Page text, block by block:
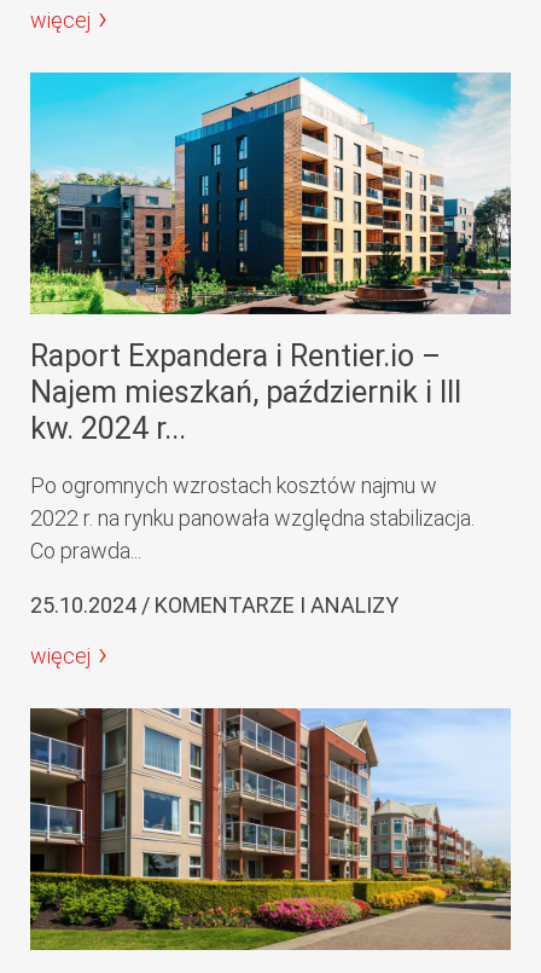
więcej
Raport Expandera i Rentier.io –
Najem mieszkań, październik i III
kw. 2024 r...
Po ogromnych wzrostach kosztów najmu w
2022 r. na rynku panowała względna stabilizacja.
Co prawda...
25.10.2024 / KOMENTARZE I ANALIZY
więcej